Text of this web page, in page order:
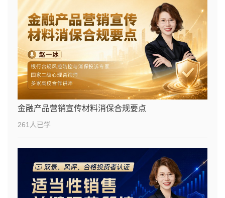
金融产品营销宣传材料消保合规要点
261人已学